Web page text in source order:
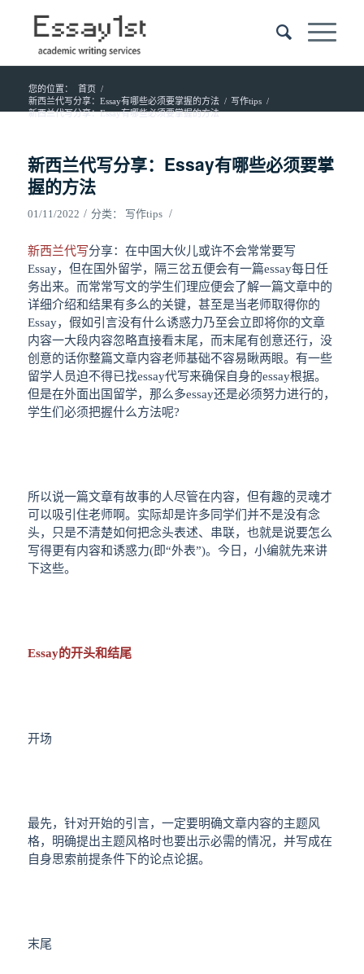
您的位置： 首页 /
新西兰代写分享：Essay有哪些必须要掌握的方法 / 写作tips /
新西兰代写分享：Essay有哪些必须要掌握的方法
新西兰代写分享：Essay有哪些必须要掌
握的方法
01/11/2022 / 分类： 写作tips /
新西兰代写分享：在中国大伙儿或许不会常常要写
Essay，但在国外留学，
隔三岔五便会有一篇essay每日任
务出来。而常常写文的学生们理应便会了解一篇文章中的
详细介绍和结果有多么的关键，甚至是当老师取得你的
Essay，假如引言没有什么诱惑力乃至会立即将你的文章
内容一大段内容忽略直接看末尾，而末尾有创意还行，没
创意的话你整篇文章内容老师基础不容易瞅两眼。有一些
留学人员迫不得已找essay代写来确保自身的essay根据。
但是在外面出国留学，那么多essay还是必须努力进行的，
学生们必须把握什么方法呢?
所以说一篇文章有故事的人尽管在内容，但有趣的灵魂才
可以吸引住老师啊。实际却是许多同学们并不是没有念
头，只是不清楚如何把念头表述、串联，也就是说要怎么
写得更有内容和诱惑力(即“外表”)。今日，小编就先来讲
下这些。
Essay的开头和结尾
开场
最先，针对开始的引言，一定要明确文章内容的主题风
格，明确提出主题风格时也要出示必需的情况，并写成在
自身思索前提条件下的论点论据。
末尾